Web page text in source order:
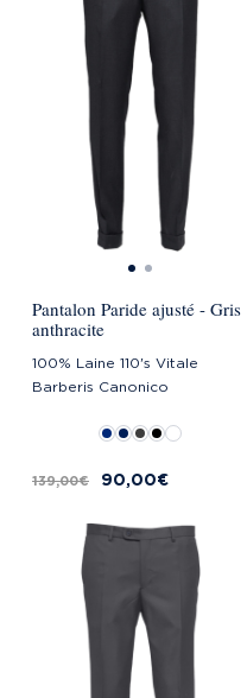
Pantalon Paride ajusté - Gris
anthracite
100% Laine 110's Vitale
Barberis Canonico
139,00 € 90,00 €